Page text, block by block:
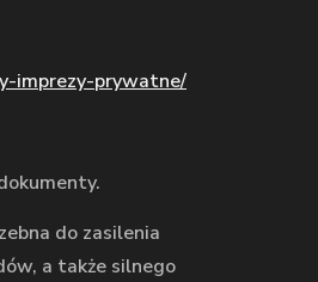
imprezy-prywatne/
do zasilenia
a także silnego